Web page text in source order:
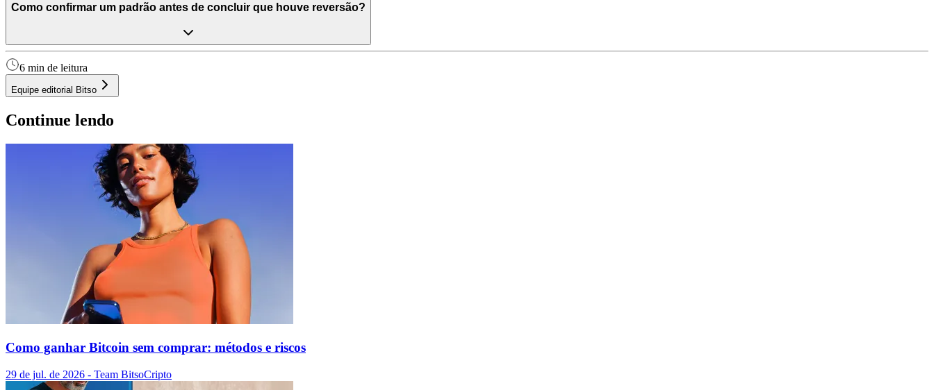
Como confirmar um padrão antes de concluir que houve reversão?
6 min de leitura
Equipe editorial Bitso
Continue lendo
Como ganhar Bitcoin sem comprar: métodos e riscos
29 de jul. de 2026 - Team BitsoCripto